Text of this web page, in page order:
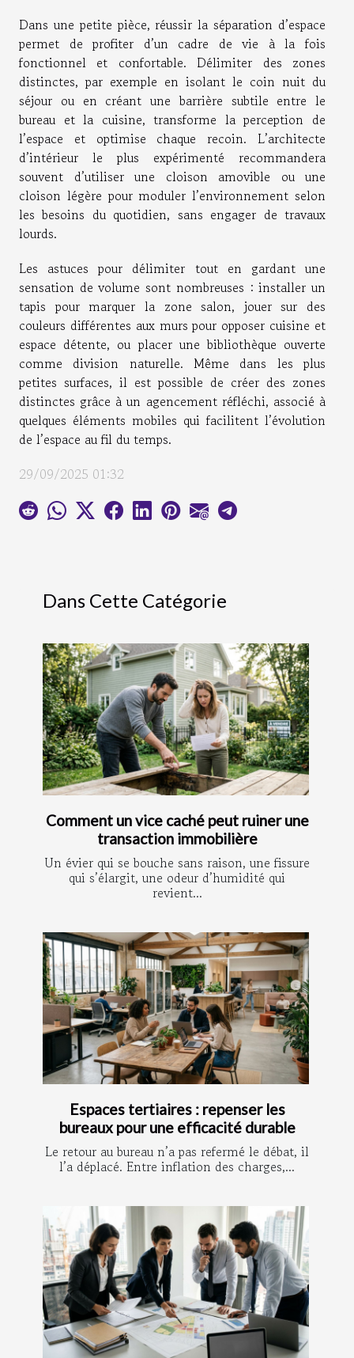
Dans une petite pièce, réussir la séparation d’espace
permet de profiter d’un cadre de vie à la fois
fonctionnel et confortable. Délimiter des zones
distinctes, par exemple en isolant le coin nuit du
séjour ou en créant une barrière subtile entre le
bureau et la cuisine, transforme la perception de
l’espace et optimise chaque recoin. L’architecte
d’intérieur le plus expérimenté recommandera
souvent d’utiliser une cloison amovible ou une
cloison légère pour moduler l’environnement selon
les besoins du quotidien, sans engager de travaux
lourds.
Les astuces pour délimiter tout en gardant une
sensation de volume sont nombreuses : installer un
tapis pour marquer la zone salon, jouer sur des
couleurs différentes aux murs pour opposer cuisine et
espace détente, ou placer une bibliothèque ouverte
comme division naturelle. Même dans les plus
petites surfaces, il est possible de créer des zones
distinctes grâce à un agencement réfléchi, associé à
quelques éléments mobiles qui facilitent l’évolution
de l’espace au fil du temps.
29/09/2025 01:32
Dans Cette Catégorie
Comment un vice caché peut ruiner une
transaction immobilière
Un évier qui se bouche sans raison, une fissure
qui s’élargit, une odeur d’humidité qui
revient...
Espaces tertiaires : repenser les
bureaux pour une efficacité durable
Le retour au bureau n’a pas refermé le débat, il
l’a déplacé. Entre inflation des charges,...